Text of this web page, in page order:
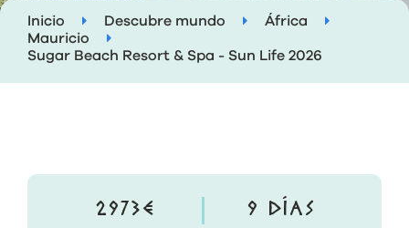
Inicio Descubre mundo
África
Mauricio
Sugar Beach Resort & Spa - Sun Life 2026
2973€ 9 DÍAS